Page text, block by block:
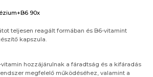
90x
teljesen reagált formában és B6-vitamint
kapszula.
hozzájárulnak a fáradtság és a kifáradás
megfelelő működéséhez, valamint a